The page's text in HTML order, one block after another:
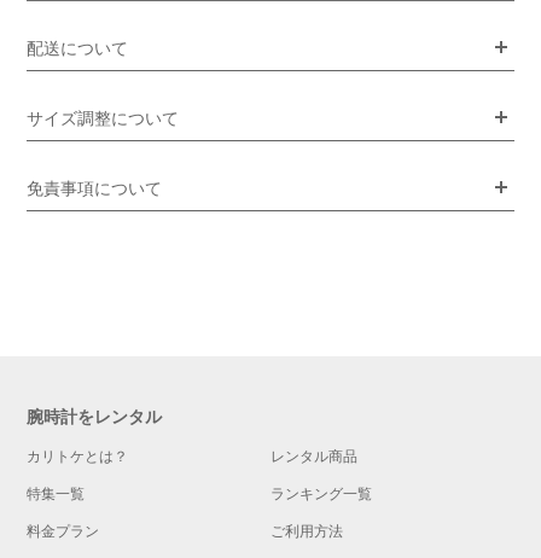
配送について
サイズ調整について
免責事項について
腕時計をレンタル
カリトケとは？ レンタル商品
特集一覧 ランキング一覧
料金プラン ご利用方法